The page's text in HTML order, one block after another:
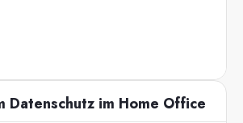
Datenschutz im Home Office